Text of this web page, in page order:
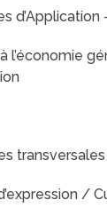
d’Application
l’économie
/